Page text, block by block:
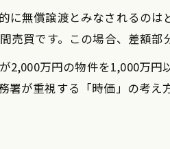
無償譲渡・親族間売買での贈
に無償譲渡とみなされるの
買です。この場合、差額部
2,000万円の物件を1,000万
が重視する「時価」の考え